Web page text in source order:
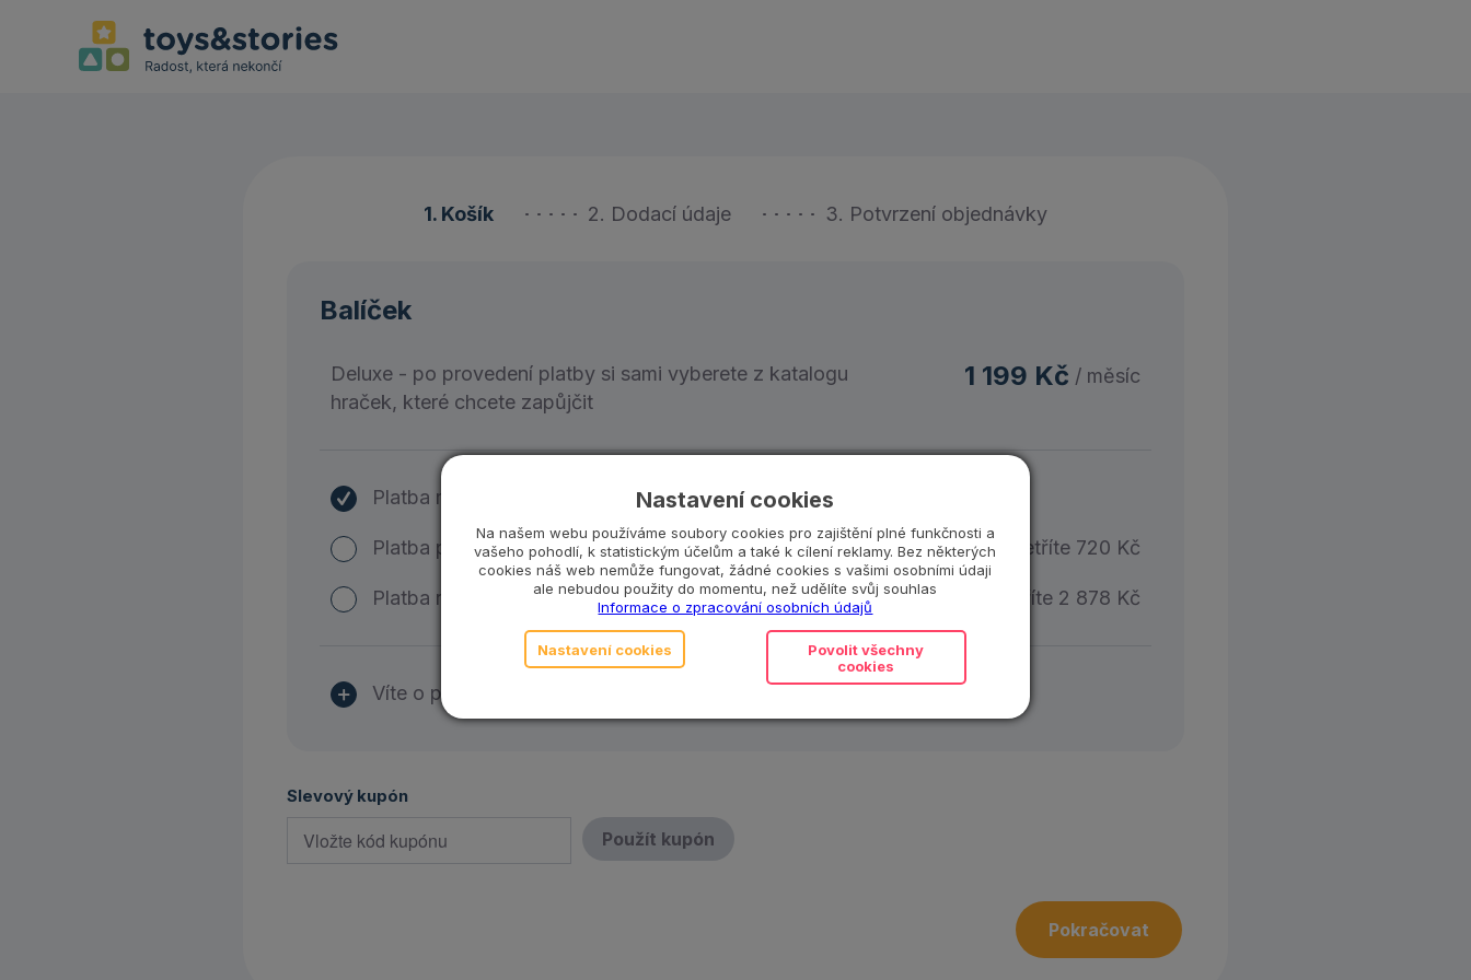
1. Košík 2. Dodací údaje 3. Potvrzení objednávky
Balíček
Deluxe - po provedení platby si sami vyberete z katalogu
hraček, které chcete zapůjčit
1 199 Kč / měsíc
Platba měsíčně
Platba půlročně -10 % ušetříte 720 Kč
Platba ročně -20 % ušetříte 2 878 Kč
Víte o předplatném s ochranou ztráty nebo poškození hraček?
Slevový kupón
Použít kupón
Pokračovat
Nastavení cookies
Na našem webu používáme soubory cookies pro zajištění plné funkčnosti a
vašeho pohodlí, k statistickým účelům a také k cílení reklamy. Bez některých
cookies náš web nemůže fungovat, žádné cookies s vašimi osobními údaji
ale nebudou použity do momentu, než udělíte svůj souhlas
Informace o zpracování osobních údajů
Nastavení cookies
Povolit všechny
cookies